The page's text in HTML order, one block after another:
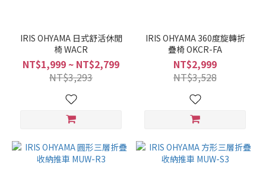
IRIS OHYAMA 日式舒活休閒
椅 WACR
NT$1,999 ~ NT$2,799
NT$3,293
IRIS OHYAMA 360度旋轉折
疊椅 OKCR-FA
NT$2,999
NT$3,528